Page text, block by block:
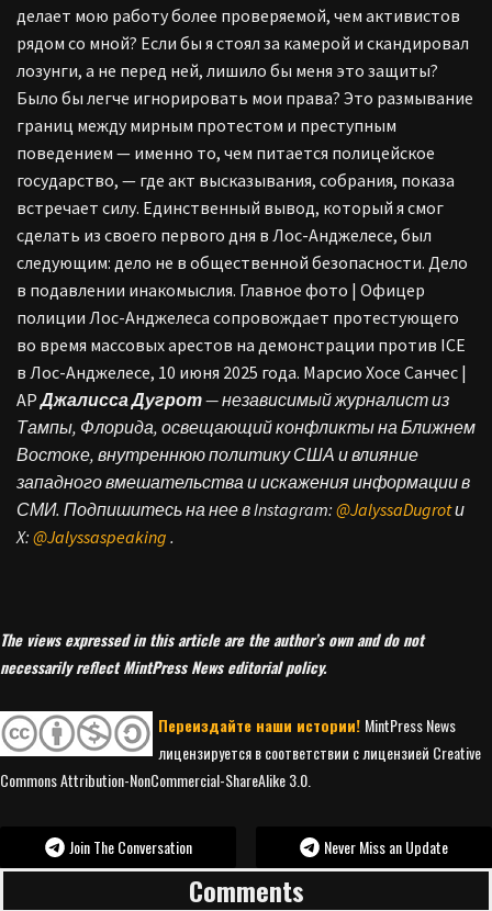
делает мою работу более проверяемой, чем активистов
рядом со мной? Если бы я стоял за камерой и скандировал
лозунги, а не перед ней, лишило бы меня это защиты?
Было бы легче игнорировать мои права? Это размывание
границ между мирным протестом и преступным
поведением — именно то, чем питается полицейское
государство, — где акт высказывания, собрания, показа
встречает силу. Единственный вывод, который я смог
сделать из своего первого дня в Лос-Анджелесе, был
следующим: дело не в общественной безопасности. Дело
в подавлении инакомыслия. Главное фото | Офицер
полиции Лос-Анджелеса сопровождает протестующего
во время массовых арестов на демонстрации против ICE
в Лос-Анджелесе, 10 июня 2025 года. Марсио Хосе Санчес |
APДжалисса Дугрот— независимый журналист из
Тампы, Флорида, освещающий конфликты на Ближнем
Востоке, внутреннюю политику США и влияние
западного вмешательства и искажения информации в
СМИ. Подпишитесь на нее в Instagram: @JalyssaDugrotи
X: @Jalyssaspeaking .
The views expressed in this article are the author’s own and do not
necessarily reflect MintPress News editorial policy.
Переиздайте наши истории! MintPress News
лицензируется в соответствии с лицензией Creative
Commons Attribution-NonCommercial-ShareAlike 3.0.
Join The Conversation Never Miss an Update
Comments